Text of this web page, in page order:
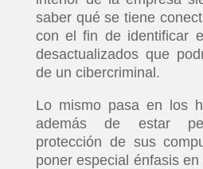
saber qué se tiene
con el fin de identificar
desactualizados que
de un cibercriminal.
Lo mismo pasa en los
además de estar
protección de sus
poner especial énfasis en